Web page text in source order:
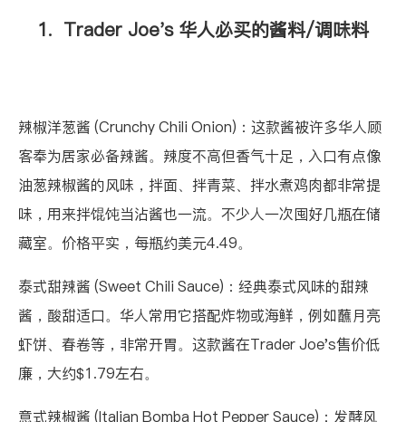
1. Trader Joe's 华人必买的酱料/调味料
辣椒洋葱酱 (Crunchy Chili Onion) ：这款酱被许多华人顾
客奉为居家必备辣酱。辣度不高但香气十足，入口有点像
油葱辣椒酱的风味，拌面、拌青菜、拌水煮鸡肉都非常提
味，用来拌馄饨当沾酱也一流。不少人一次囤好几瓶在储
藏室。价格平实，每瓶约美元4.49。
泰式甜辣酱 (Sweet Chili Sauce) ：经典泰式风味的甜辣
酱，酸甜适口。华人常用它搭配炸物或海鲜，例如蘸月亮
虾饼、春卷等，非常开胃。这款酱在Trader Joe's售价低
廉，大约$1.79左右。
意式辣椒酱 (Italian Bomba Hot Pepper Sauce) ：发酵风